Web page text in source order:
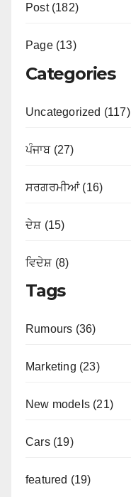
Post (182)
Page (13)
Categories
Uncategorized (117)
ਪੰਜਾਬ (27)
ਸਰਗਰਮੀਆਂ (16)
ਦੇਸ਼ (15)
ਵਿਦੇਸ਼ (8)
Tags
Rumours (36)
Marketing (23)
New models (21)
Cars (19)
featured (19)